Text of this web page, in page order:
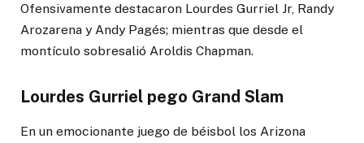
Ofensivamente destacaron Lourdes Gurriel Jr, Randy
Arozarena y Andy Pagés; mientras que desde el
montículo sobresalió Aroldis Chapman.
Lourdes Gurriel pego Grand Slam
En un emocionante juego de béisbol los Arizona